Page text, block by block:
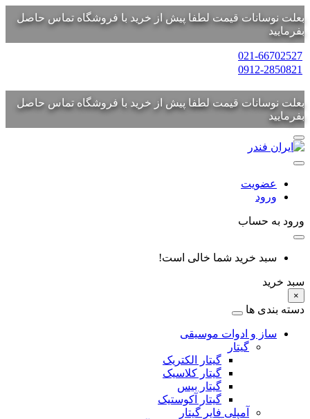
بعلت نوسانات قیمت لطفا پیش از خرید با فروشگاه تماس حاصل
بفرمایید
021-66702527
0912-2850821
بعلت نوسانات قیمت لطفا پیش از خرید با فروشگاه تماس حاصل
بفرمایید
عضویت
ورود
ورود به حساب
سبد خرید شما خالی است!
سبد خرید
×
دسته بندی ها
ساز و ادوات موسیقی
گیتار
گیتار الکتریک
گیتار کلاسیک
گیتار بیس
گیتار آکوستیک
آمپلی فایر گیتار